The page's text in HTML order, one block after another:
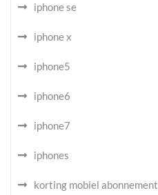
iphone se
iphone x
iphone5
iphone6
iphone7
iphones
korting mobiel abonnement